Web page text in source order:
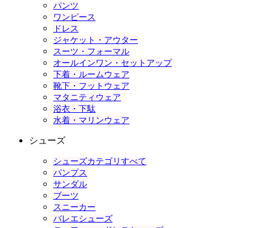
パンツ
ワンピース
ドレス
ジャケット・アウター
スーツ・フォーマル
オールインワン・セットアップ
下着・ルームウェア
靴下・フットウェア
マタニティウェア
浴衣・下駄
水着・マリンウェア
シューズ
シューズカテゴリすべて
パンプス
サンダル
ブーツ
スニーカー
バレエシューズ